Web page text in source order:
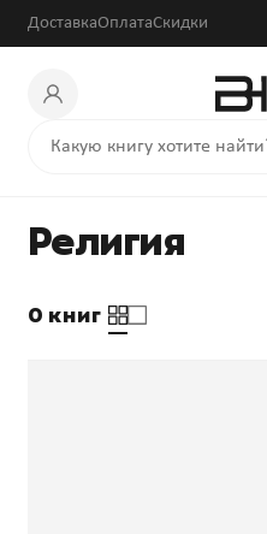
ДоставкаОплатаСкидки
Религия
0 книг